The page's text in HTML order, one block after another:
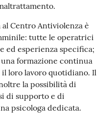
al Centro Antiviolenza è
tutte le operatrici
ed esperienza specifica;
formazione continua
loro lavoro quotidiano. Il
la possibilità di
di supporto e di
psicologa dedicata.